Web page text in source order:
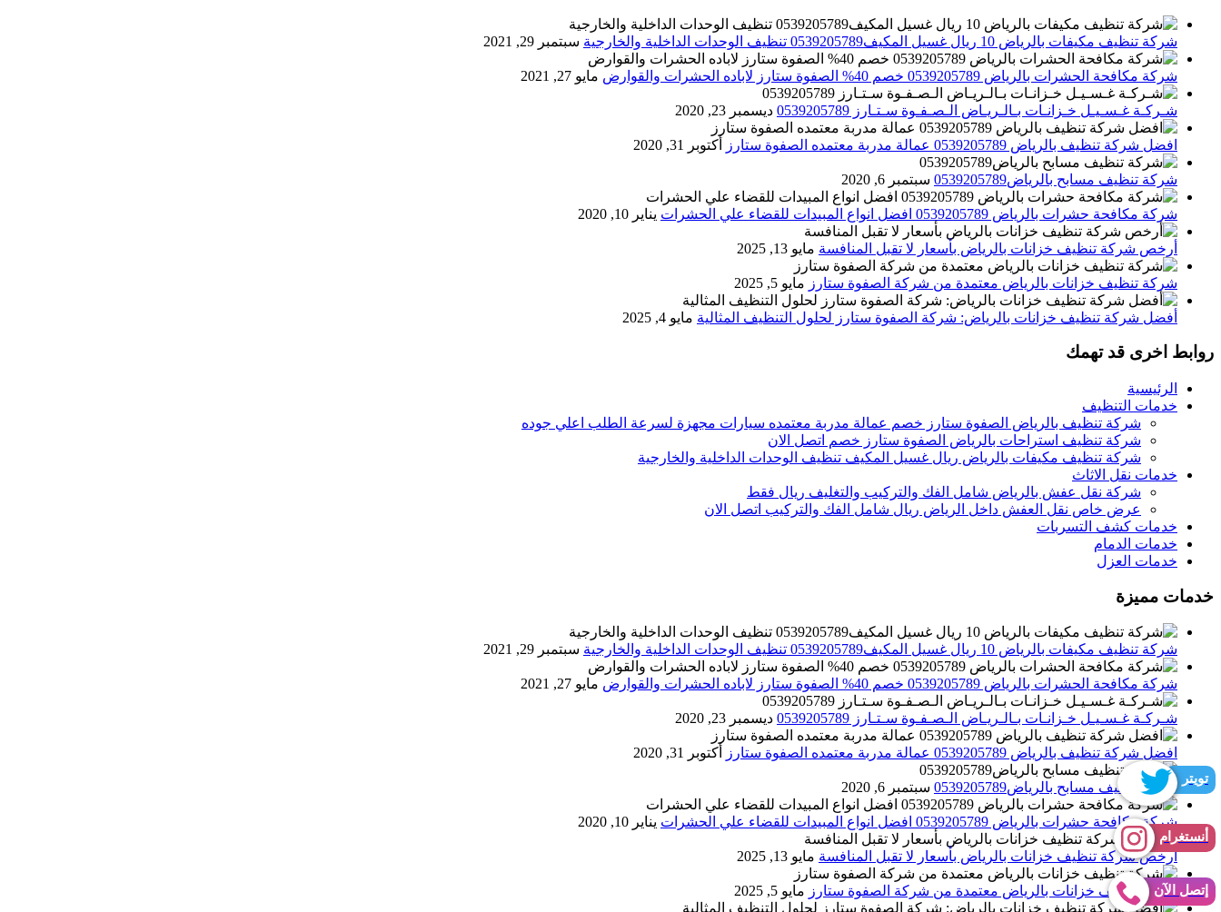
شركة تنظيف مكيفات بالرياض 10 ريال غسيل المكيف0539205789 تنظيف الوحدات الداخلية والخارجية سبتمبر 29, 2021
شركة مكافحة الحشرات بالرياض 0539205789 خصم 40% الصفوة ستارز لاباده الحشرات والقوارض مايو 27, 2021
شـركـة غـسـيـل خـزانـات بـالـريـاض الـصـفـوة سـتـارز 0539205789 ديسمبر 23, 2020
افضل شركة تنظيف بالرياض 0539205789 عمالة مدربة معتمده الصفوة ستارز أكتوبر 31, 2020
شركة تنظيف مسابح بالرياض0539205789 سبتمبر 6, 2020
شركة مكافحة حشرات بالرياض 0539205789 افضل انواع المبيدات للقضاء علي الحشرات يناير 10, 2020
أرخص شركة تنظيف خزانات بالرياض بأسعار لا تقبل المنافسة مايو 13, 2025
شركة تنظيف خزانات بالرياض معتمدة من شركة الصفوة ستارز مايو 5, 2025
أفضل شركة تنظيف خزانات بالرياض: شركة الصفوة ستارز لحلول التنظيف المثالية مايو 4, 2025
روابط اخرى قد تهمك
الرئيسية
خدمات التنظيف
شركة تنظيف بالرياض الصفوة ستارز خصم عمالة مدربة معتمده سيارات مجهزة لسرعة الطلب اعلي جوده
شركة تنظيف استراحات بالرياض الصفوة ستارز خصم اتصل الان
شركة تنظيف مكيفات بالرياض ريال غسيل المكيف تنظيف الوحدات الداخلية والخارجية
خدمات نقل الاثاث
شركة نقل عفش بالرياض شامل الفك والتركيب والتغليف ريال فقط
عرض خاص نقل العفش داخل الرياض ريال شامل الفك والتركيب اتصل الان
خدمات كشف التسربات
خدمات الدمام
خدمات العزل
خدمات مميزة
شركة تنظيف مكيفات بالرياض 10 ريال غسيل المكيف0539205789 تنظيف الوحدات الداخلية والخارجية سبتمبر 29, 2021
شركة مكافحة الحشرات بالرياض 0539205789 خصم 40% الصفوة ستارز لاباده الحشرات والقوارض مايو 27, 2021
شـركـة غـسـيـل خـزانـات بـالـريـاض الـصـفـوة سـتـارز 0539205789 ديسمبر 23, 2020
افضل شركة تنظيف بالرياض 0539205789 عمالة مدربة معتمده الصفوة ستارز أكتوبر 31, 2020
شركة تنظيف مسابح بالرياض0539205789 سبتمبر 6, 2020
شركة مكافحة حشرات بالرياض 0539205789 افضل انواع المبيدات للقضاء علي الحشرات يناير 10, 2020
أرخص شركة تنظيف خزانات بالرياض بأسعار لا تقبل المنافسة مايو 13, 2025
شركة تنظيف خزانات بالرياض معتمدة من شركة الصفوة ستارز مايو 5, 2025 إتصل الآن
أنستغرام
تويتر